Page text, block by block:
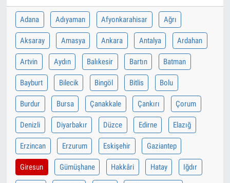
Adana Adıyaman Afyonkarahisar Ağrı
Aksaray Amasya Ankara Antalya Ardahan
Artvin Aydın Balıkesir Bartın Batman
Bayburt Bilecik Bingöl Bitlis Bolu
Burdur Bursa Çanakkale Çankırı Çorum
Denizli Diyarbakır Düzce Edirne Elazığ
Erzincan Erzurum Eskişehir Gaziantep
Giresun Gümüşhane Hakkâri Hatay Iğdır